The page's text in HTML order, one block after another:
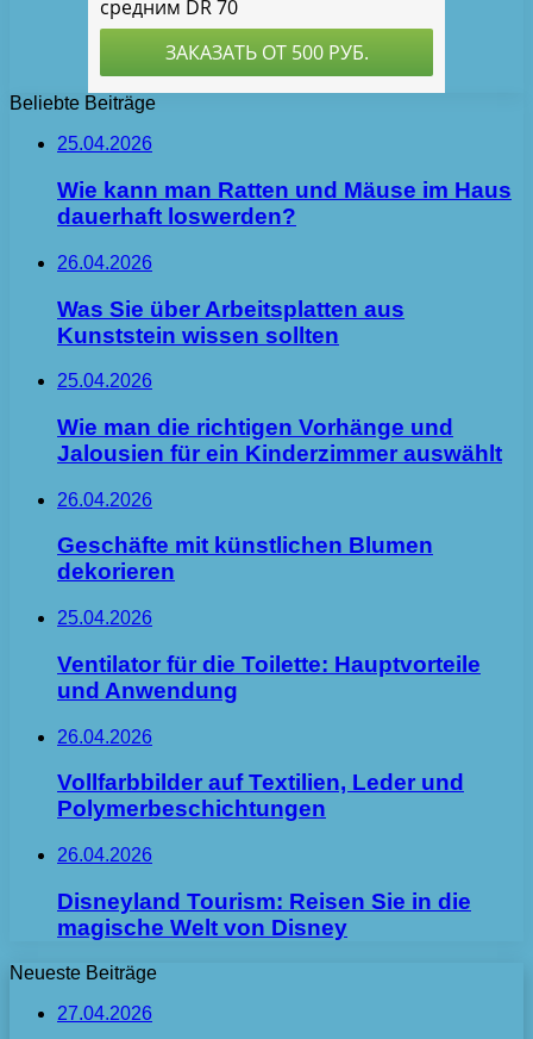
Beliebte Beiträge
25.04.2026
Wie kann man Ratten und Mäuse im Haus
dauerhaft loswerden?
26.04.2026
Was Sie über Arbeitsplatten aus
Kunststein wissen sollten
25.04.2026
Wie man die richtigen Vorhänge und
Jalousien für ein Kinderzimmer auswählt
26.04.2026
Geschäfte mit künstlichen Blumen
dekorieren
25.04.2026
Ventilator für die Toilette: Hauptvorteile
und Anwendung
26.04.2026
Vollfarbbilder auf Textilien, Leder und
Polymerbeschichtungen
26.04.2026
Disneyland Tourism: Reisen Sie in die
magische Welt von Disney
Neueste Beiträge
27.04.2026